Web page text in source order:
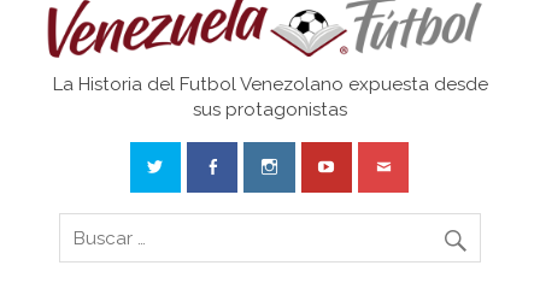
Venezuela
La Historia del Futbol Venezolano expuesta desde
sus protagonistas